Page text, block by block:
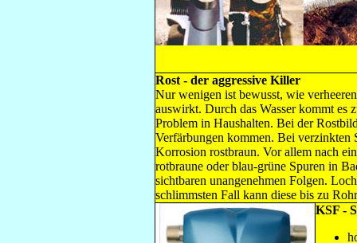
Rost - der aggressive Killer
Nur wenigen ist bewusst, wie
auswirkt. Durch das Wasser kommt es
Problem in Haushalten. Bei der
Verfärbungen kommen. Bei verzinkten
Korrosion rostbraun. Vor allem nach
rotbraune oder blau-grüne Spuren in
sichtbaren unangenehmen Folgen.
schlimmsten Fall kann diese bis zu
KSF -